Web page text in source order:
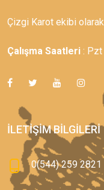
Çizgi Karot ekibi
Çalışma Saatleri : Pzt
İLETIŞIM BILGILERI
0(544) 259 2821